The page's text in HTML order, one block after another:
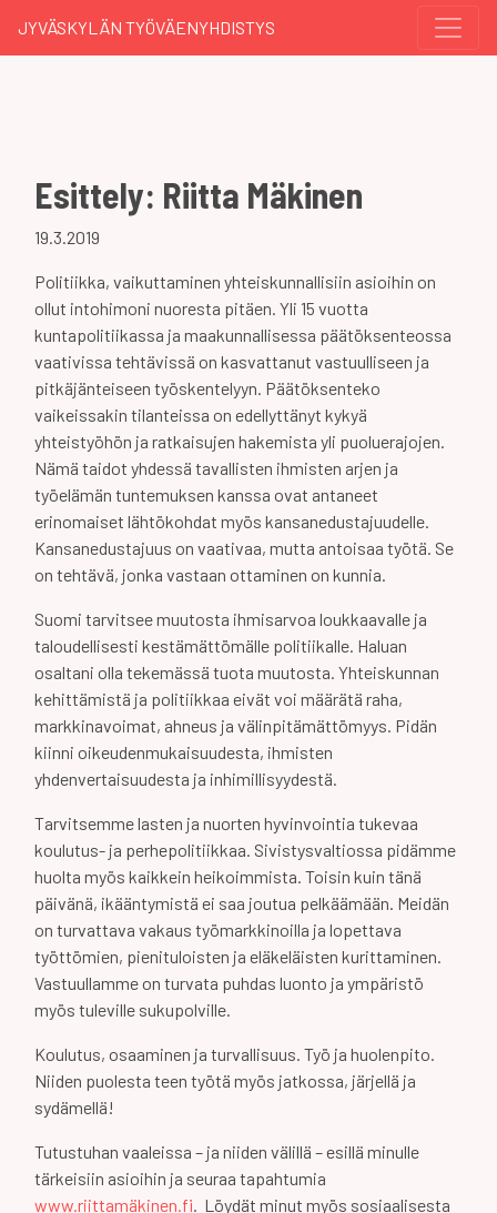
JYVÄSKYLÄN TYÖVÄENYHDISTYS
Esittely: Riitta Mäkinen
19.3.2019
Politiikka, vaikuttaminen yhteiskunnallisiin asioihin on
ollut intohimoni nuoresta pitäen. Yli 15 vuotta
kuntapolitiikassa ja maakunnallisessa päätöksenteossa
vaativissa tehtävissä on kasvattanut vastuulliseen ja
pitkäjänteiseen työskentelyyn. Päätöksenteko
vaikeissakin tilanteissa on edellyttänyt kykyä
yhteistyöhön ja ratkaisujen hakemista yli puoluerajojen.
Nämä taidot yhdessä tavallisten ihmisten arjen ja
työelämän tuntemuksen kanssa ovat antaneet
erinomaiset lähtökohdat myös kansanedustajuudelle.
Kansanedustajuus on vaativaa, mutta antoisaa työtä. Se
on tehtävä, jonka vastaan ottaminen on kunnia.
Suomi tarvitsee muutosta ihmisarvoa loukkaavalle ja
taloudellisesti kestämättömälle politiikalle. Haluan
osaltani olla tekemässä tuota muutosta. Yhteiskunnan
kehittämistä ja politiikkaa eivät voi määrätä raha,
markkinavoimat, ahneus ja välinpitämättömyys. Pidän
kiinni oikeudenmukaisuudesta, ihmisten
yhdenvertaisuudesta ja inhimillisyydestä.
Tarvitsemme lasten ja nuorten hyvinvointia tukevaa
koulutus- ja perhepolitiikkaa. Sivistysvaltiossa pidämme
huolta myös kaikkein heikoimmista. Toisin kuin tänä
päivänä, ikääntymistä ei saa joutua pelkäämään. Meidän
on turvattava vakaus työmarkkinoilla ja lopettava
työttömien, pienituloisten ja eläkeläisten kurittaminen.
Vastuullamme on turvata puhdas luonto ja ympäristö
myös tuleville sukupolville.
Koulutus, osaaminen ja turvallisuus. Työ ja huolenpito.
Niiden puolesta teen työtä myös jatkossa, järjellä ja
sydämellä!
Tutustuhan vaaleissa – ja niiden välillä – esillä minulle
tärkeisiin asioihin ja seuraa tapahtumia
www.riittamäkinen.fi. Löydät minut myös sosiaalisesta